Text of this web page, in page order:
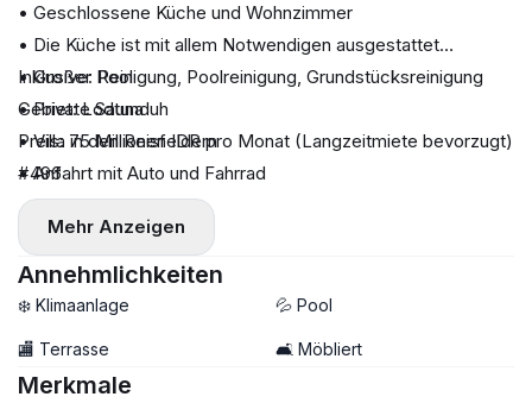
• Geschlossene Küche und Wohnzimmer
• Die Küche ist mit allem Notwendigen ausgestattet
• Großer Pool
• Private Sauna
• Villa in den Reisfeldern
• Anfahrt mit Auto und Fahrrad
Inklusive: Reinigung, Poolreinigung, Grundstücksreinigung
Gebiet: Lodtunduh
Preis: 75 Millionen IDR pro Monat (Langzeitmiete bevorzugt)
#496
Mehr Anzeigen
Annehmlichkeiten
❄️ Klimaanlage 💦 Pool
🏬 Terrasse 🛋️ Möbliert
Merkmale